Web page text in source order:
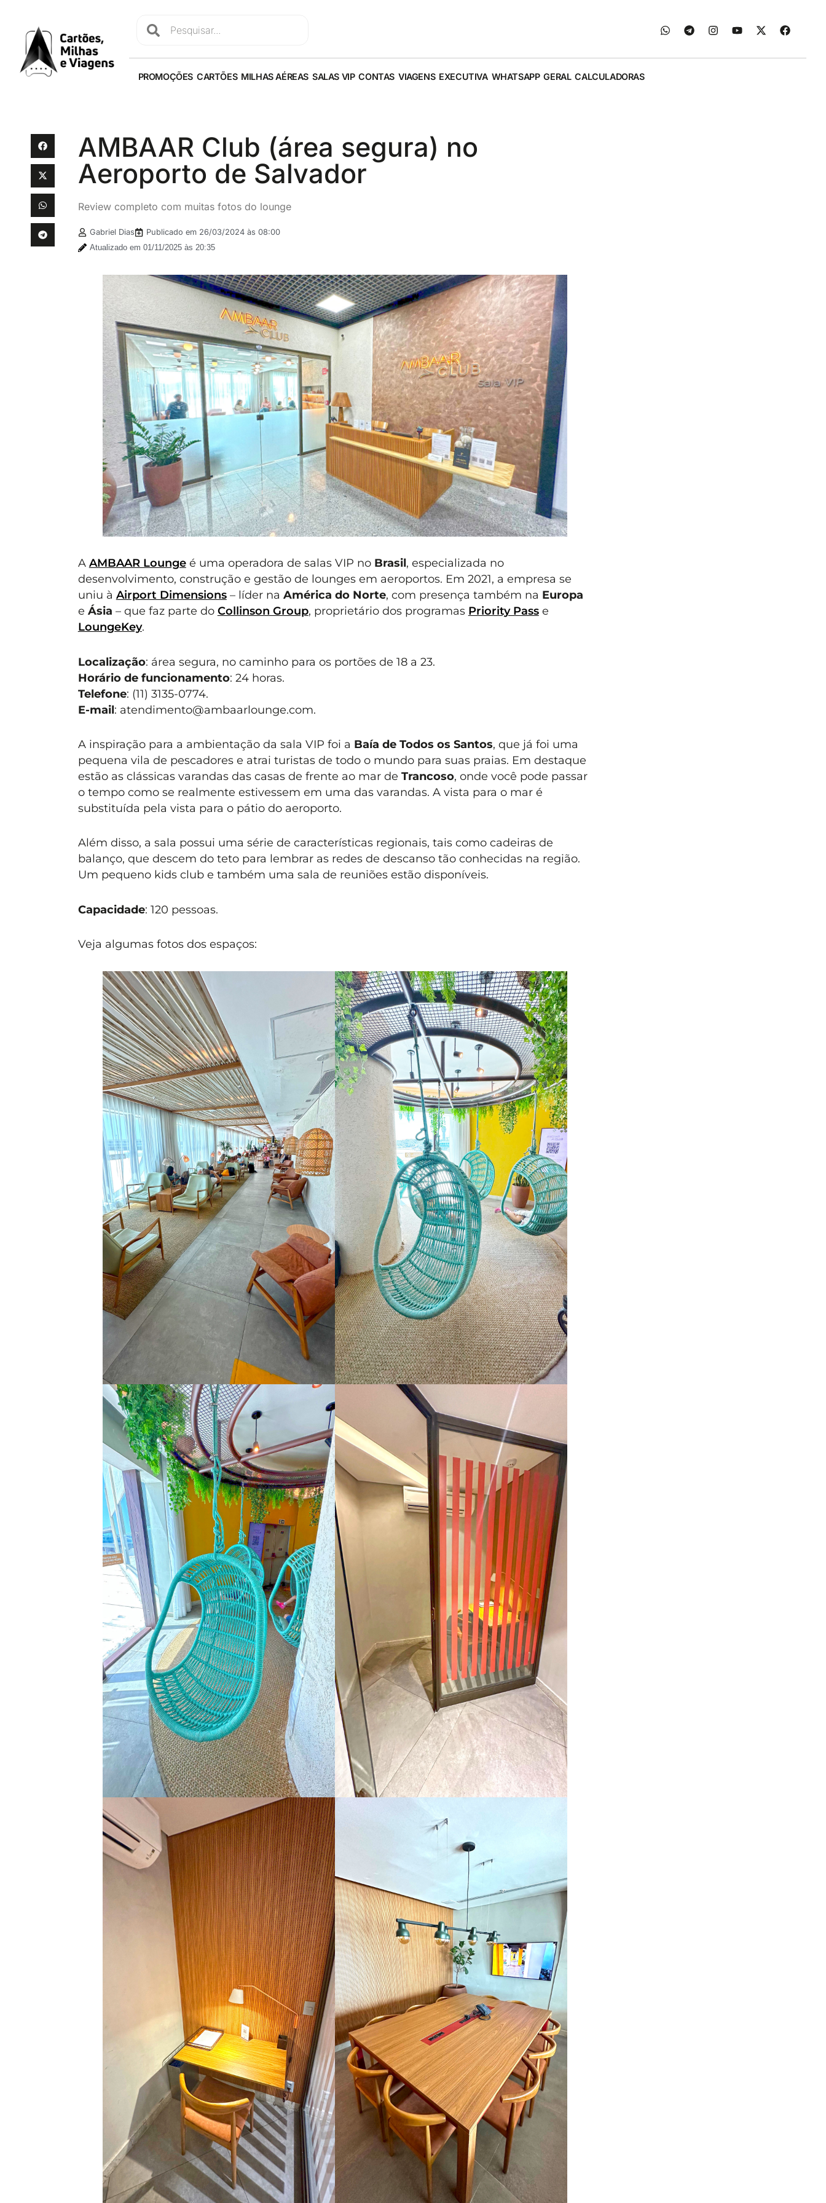
PROMOÇÕES CARTÕES MILHAS AÉREAS SALAS VIP CONTAS VIAGENS EXECUTIVA WHATSAPP GERAL CALCULADORAS
AMBAAR Club (área segura) no
Aeroporto de Salvador
Review completo com muitas fotos do lounge
Gabriel Dias Publicado em 26/03/2024 às 08:00
Atualizado em 01/11/2025 às 20:35
A AMBAAR Loungeé uma operadora de salas VIP no Brasil, especializada no
desenvolvimento, construção e gestão de lounges em aeroportos. Em 2021, a empresa se
uniu à Airport Dimensions– líder na América do Norte, com presença também na Europa
e Ásia – que faz parte do Collinson Group, proprietário dos programas Priority Passe
LoungeKey.
Localização: área segura, no caminho para os portões de 18 a 23.
Horário de funcionamento: 24 horas.
Telefone: (11) 3135-0774.
E-mail: atendimento@ambaarlounge.com.
A inspiração para a ambientação da sala VIP foi a Baía de Todos os Santos, que já foi uma
pequena vila de pescadores e atrai turistas de todo o mundo para suas praias. Em destaque
estão as clássicas varandas das casas de frente ao mar de Trancoso, onde você pode passar
o tempo como se realmente estivessem em uma das varandas. A vista para o mar é
substituída pela vista para o pátio do aeroporto.
Além disso, a sala possui uma série de características regionais, tais como cadeiras de
balanço, que descem do teto para lembrar as redes de descanso tão conhecidas na região.
Um pequeno kids club e também uma sala de reuniões estão disponíveis.
Capacidade: 120 pessoas.
Veja algumas fotos dos espaços: